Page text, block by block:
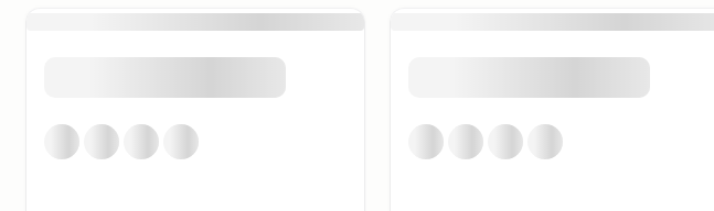
Under din semester ska du unna dig god mat! I köpcentret finns det ett riktligt
många butiker som "måste" besökas.
Vårt utbud av boende i Puerto Rico är mycket varierat, här finns trevliga
semesterlägenheter, fina hotell och det går även att hyra hus i området. Vårt
breda urval gör det lättare för dig att hitta ditt perfekta boende för